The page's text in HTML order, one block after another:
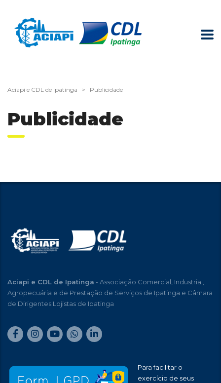
Aciapi e CDL de Ipatinga > Publicidade
Publicidade
Aciapi e CDL de Ipatinga - Associação Comercial, Industrial,
Agropecuária e de Prestação de Serviços de Ipatinga e Câmara
de Dirigentes Lojistas de Ipatinga
Para facilitar o
exercício de seus